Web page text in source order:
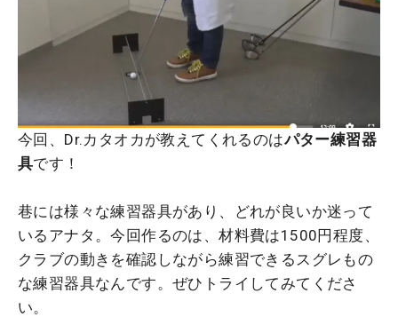
今回、Dr.カタオカが教えてくれるのはパター練習器
具です！
巷には様々な練習器具があり、どれが良いか迷って
いるアナタ。今回作るのは、材料費は1500円程度、
クラブの動きを確認しながら練習できるスグレもの
な練習器具なんです。ぜひトライしてみてくださ
い。